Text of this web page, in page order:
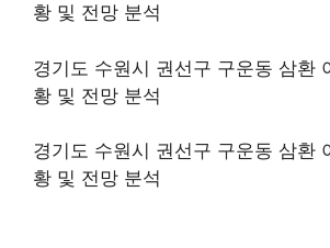
황 및 전망 분석
경기도 수원시 권선구 구운동 삼환
황 및 전망 분석
경기도 수원시 권선구 구운동 삼환
황 및 전망 분석